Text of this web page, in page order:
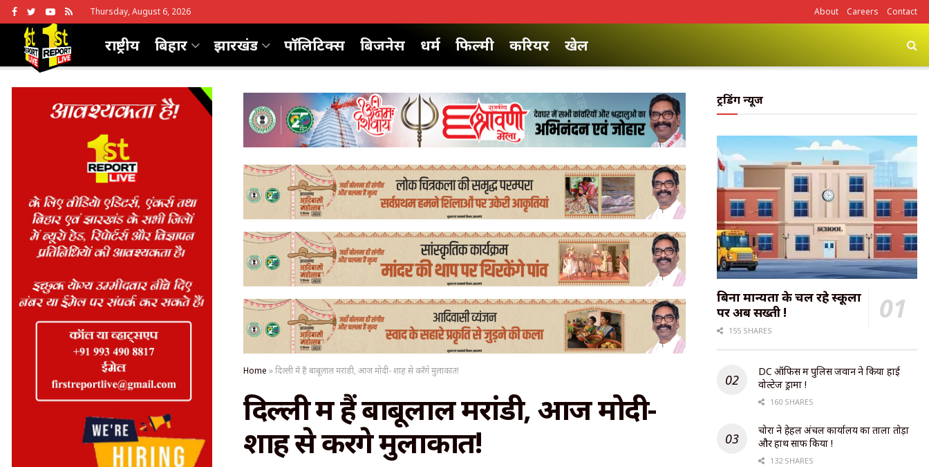
Thursday, August 6, 2026 About Careers Contact
राष्ट्रीय बिहार झारखंड पॉलिटिक्स बिजनेस धर्म फिल्मी करियर खेल
Home »दिल्ली में हैं बाबूलाल मरांडी, आज मोदी- शाह से करेंगे मुलाकात!
दिल्ली में हैं बाबूलाल मरांडी, आज मोदी-
शाह से करेंगे मुलाकात!
ट्रेंडिंग न्यूज
बिना मान्यता के चल रहे स्कूलों
पर अब सख्ती !
155 SHARES
DC ऑफिस में पुलिस जवान ने किया हाई
वोल्टेज ड्रामा !
160 SHARES
चोरों ने हेहल अंचल कार्यालय का ताला तोड़ा
और हाथ साफ किया !
132 SHARES